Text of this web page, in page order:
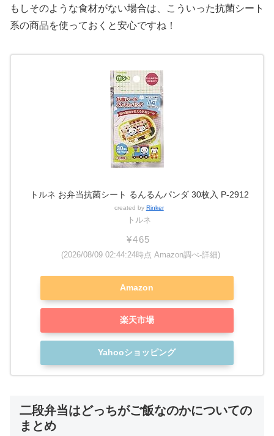
もしそのような食材がない場合は、こういった抗菌シート
系の商品を使っておくと安心ですね！
トルネ お弁当抗菌シート るんるんパンダ 30枚入 P-2912
created by Rinker
トルネ
¥465
(2026/08/09 02:44:24時点 Amazon調べ-詳細)
Amazon
楽天市場
Yahooショッピング
二段弁当はどっちがご飯なのかについての
まとめ